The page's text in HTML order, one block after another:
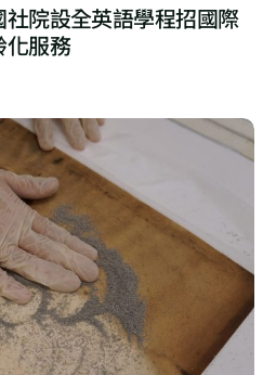
院設全英語學程招國際
化服務